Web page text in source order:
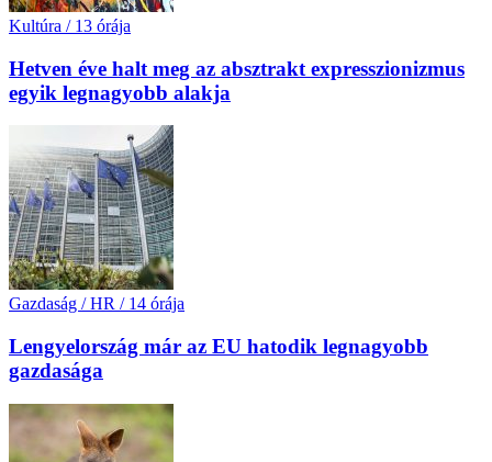
Kultúra / 13 órája
Hetven éve halt meg az absztrakt expresszionizmus
egyik legnagyobb alakja
Gazdaság / HR / 14 órája
Lengyelország már az EU hatodik legnagyobb
gazdasága